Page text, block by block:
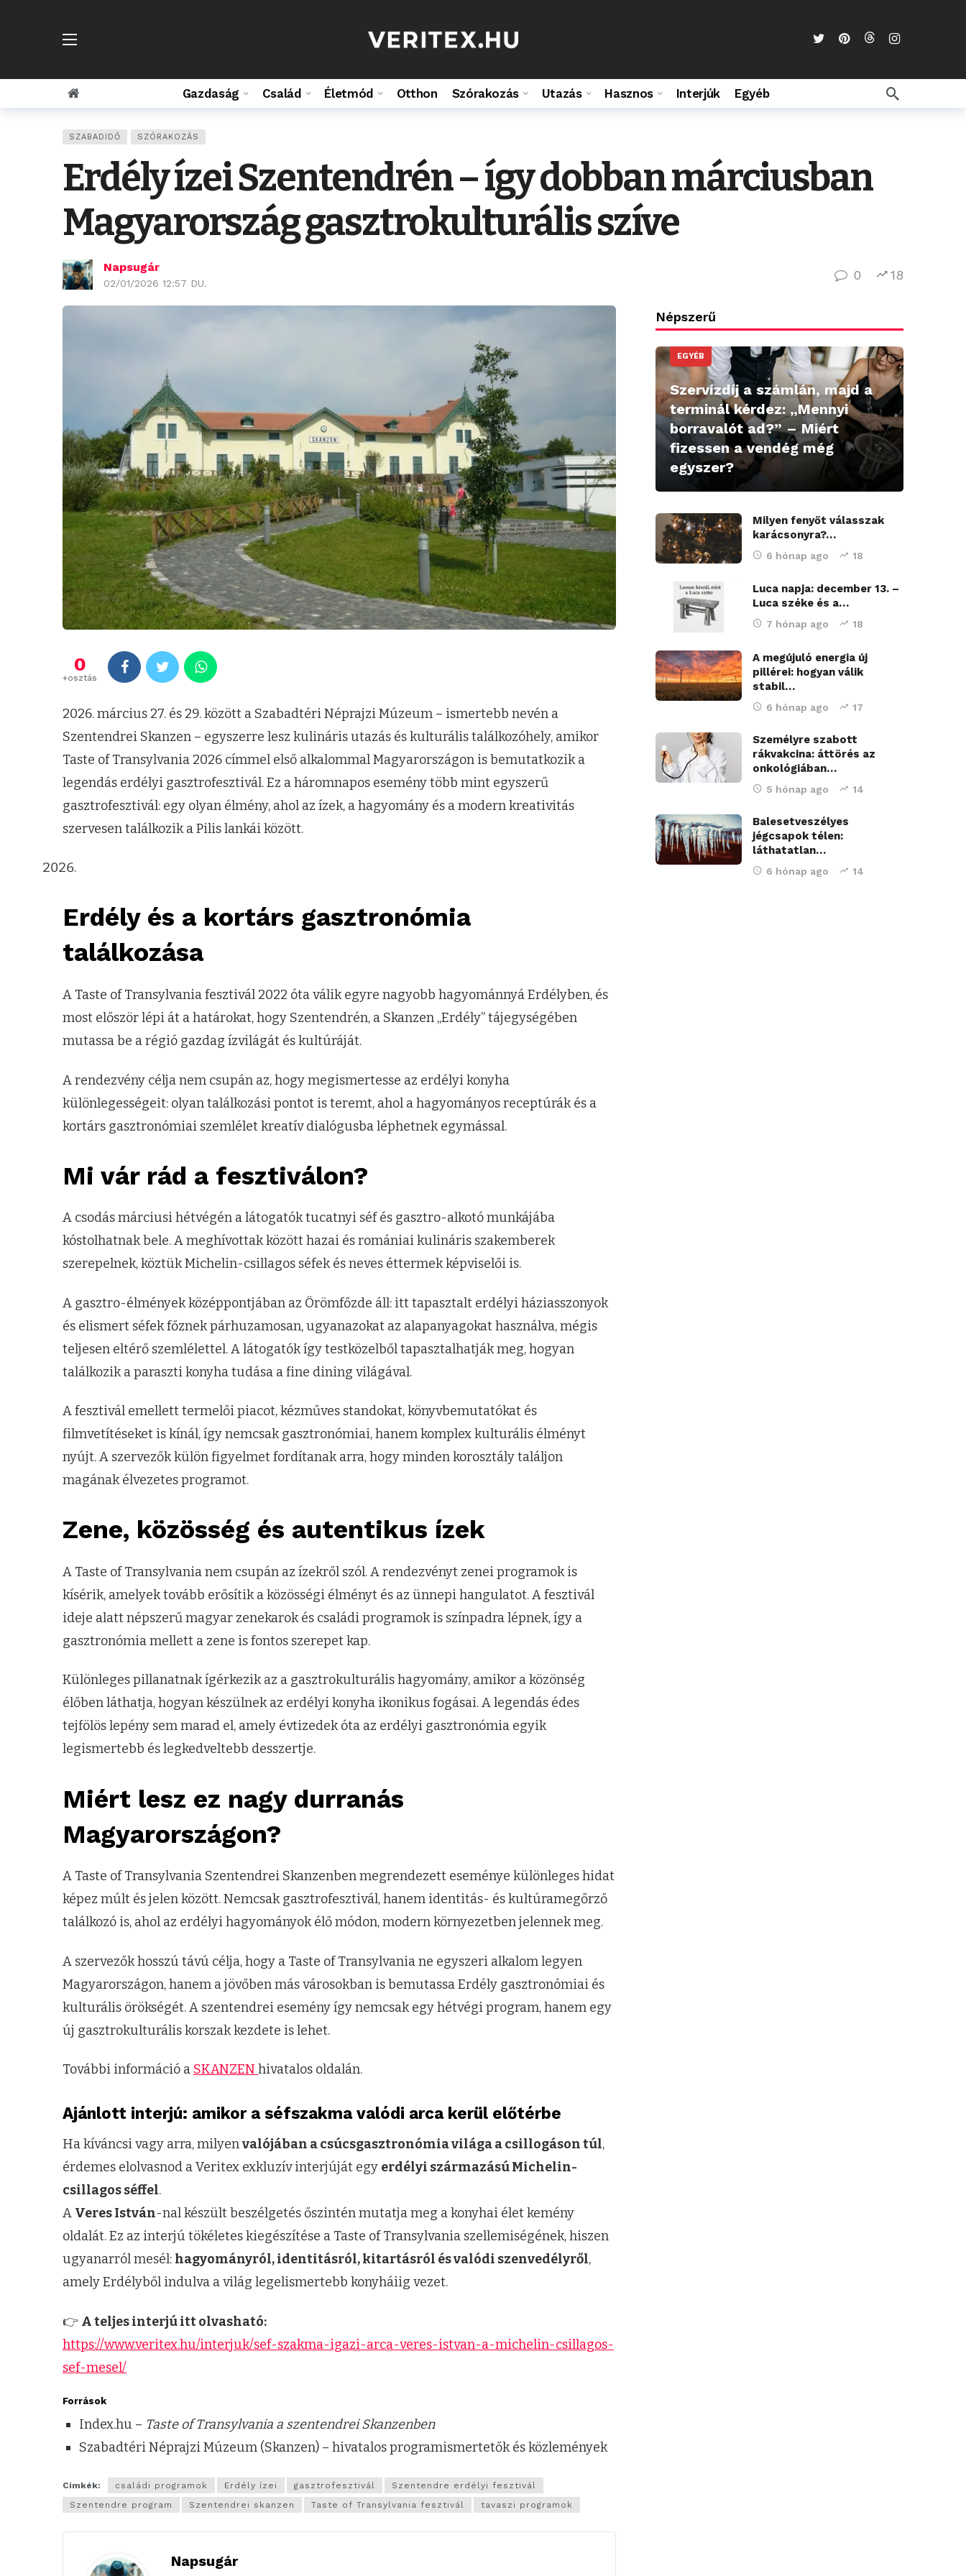
Gazdaság Család Életmód Otthon Szórakozás Utazás Hasznos Interjúk Egyéb
SZABADIDŐ SZÓRAKOZÁS
Erdély ízei Szentendrén – így dobban márciusban
Magyarország gasztrokulturális szíve
Napsugár
02/01/2026 12:57 DU.
0 18
0
+osztás
2026. március 27. és 29. között a Szabadtéri Néprajzi Múzeum – ismertebb nevén a
Szentendrei Skanzen – egyszerre lesz kulináris utazás és kulturális találkozóhely, amikor
Taste of Transylvania 2026 címmel első alkalommal Magyarországon is bemutatkozik a
legendás erdélyi gasztrofesztivál. Ez a háromnapos esemény több mint egyszerű
gasztrofesztivál: egy olyan élmény, ahol az ízek, a hagyomány és a modern kreativitás
szervesen találkozik a Pilis lankái között.
Erdély és a kortárs gasztronómia
találkozása
A Taste of Transylvania fesztivál 2022 óta válik egyre nagyobb hagyománnyá Erdélyben, és
most először lépi át a határokat, hogy Szentendrén, a Skanzen „Erdély” tájegységében
mutassa be a régió gazdag ízvilágát és kultúráját.
A rendezvény célja nem csupán az, hogy megismertesse az erdélyi konyha
különlegességeit: olyan találkozási pontot is teremt, ahol a hagyományos receptúrák és a
kortárs gasztronómiai szemlélet kreatív dialógusba léphetnek egymással.
Mi vár rád a fesztiválon?
A csodás márciusi hétvégén a látogatók tucatnyi séf és gasztro-alkotó munkájába
kóstolhatnak bele. A meghívottak között hazai és romániai kulináris szakemberek
szerepelnek, köztük Michelin-csillagos séfek és neves éttermek képviselői is.
A gasztro-élmények középpontjában az Örömfőzde áll: itt tapasztalt erdélyi háziasszonyok
és elismert séfek főznek párhuzamosan, ugyanazokat az alapanyagokat használva, mégis
teljesen eltérő szemlélettel. A látogatók így testközelből tapasztalhatják meg, hogyan
találkozik a paraszti konyha tudása a fine dining világával.
A fesztivál emellett termelői piacot, kézműves standokat, könyvbemutatókat és
filmvetítéseket is kínál, így nemcsak gasztronómiai, hanem komplex kulturális élményt
nyújt. A szervezők külön figyelmet fordítanak arra, hogy minden korosztály találjon
magának élvezetes programot.
Zene, közösség és autentikus ízek
A Taste of Transylvania nem csupán az ízekről szól. A rendezvényt zenei programok is
kísérik, amelyek tovább erősítik a közösségi élményt és az ünnepi hangulatot. A fesztivál
ideje alatt népszerű magyar zenekarok és családi programok is színpadra lépnek, így a
gasztronómia mellett a zene is fontos szerepet kap.
Különleges pillanatnak ígérkezik az a gasztrokulturális hagyomány, amikor a közönség
élőben láthatja, hogyan készülnek az erdélyi konyha ikonikus fogásai. A legendás édes
tejfölös lepény sem marad el, amely évtizedek óta az erdélyi gasztronómia egyik
legismertebb és legkedveltebb desszertje.
Miért lesz ez nagy durranás
Magyarországon?
A Taste of Transylvania Szentendrei Skanzenben megrendezett eseménye különleges hidat
képez múlt és jelen között. Nemcsak gasztrofesztivál, hanem identitás- és kultúramegőrző
találkozó is, ahol az erdélyi hagyományok élő módon, modern környezetben jelennek meg.
A szervezők hosszú távú célja, hogy a Taste of Transylvania ne egyszeri alkalom legyen
Magyarországon, hanem a jövőben más városokban is bemutassa Erdély gasztronómiai és
kulturális örökségét. A szentendrei esemény így nemcsak egy hétvégi program, hanem egy
új gasztrokulturális korszak kezdete is lehet.
További információ a SKANZEN hivatalos oldalán.
Ajánlott interjú: amikor a séfszakma valódi arca kerül előtérbe
Ha kíváncsi vagy arra, milyenvalójában a csúcsgasztronómia világa a csillogáson túl,
érdemes elolvasnod a Veritex exkluzív interjúját egy erdélyi származású Michelin-
csillagos séffel.
A Veres István-nal készült beszélgetés őszintén mutatja meg a konyhai élet kemény
oldalát. Ez az interjú tökéletes kiegészítése a Taste of Transylvania szellemiségének, hiszen
ugyanarról mesél: hagyományról, identitásról, kitartásról és valódi szenvedélyről,
amely Erdélyből indulva a világ legelismertebb konyháiig vezet.
👉 A teljes interjú itt olvasható:
https://www.veritex.hu/interjuk/sef-szakma-igazi-arca-veres-istvan-a-michelin-csillagos-
sef-mesel/
Források
Index.hu – Taste of Transylvania a szentendrei Skanzenben
Szabadtéri Néprajzi Múzeum (Skanzen) – hivatalos programismertetők és közlemények
Címkék: családi programok Erdély ízei gasztrofesztivál
Szentendre erdélyi fesztivál
Szentendre program
Szentendrei skanzen Taste of Transylvania fesztivál tavaszi programok
Napsugár
Népszerű
EGYÉB
Szervízdíj a számlán, majd a
terminál kérdez: „Mennyi
borravalót ad?” – Miért
fizessen a vendég még
egyszer?
Milyen fenyőt válasszak
karácsonyra?…
6 hónap ago 18
Luca napja: december 13. –
Luca széke és a…
7 hónap ago 18
A megújuló energia új
pillérei: hogyan válik
stabil…
6 hónap ago 17
Személyre szabott
rákvakcina: áttörés az
onkológiában…
5 hónap ago 14
Balesetveszélyes
jégcsapok télen:
láthatatlan…
6 hónap ago 14